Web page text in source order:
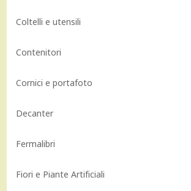
Coltelli e utensili
Contenitori
Cornici e portafoto
Decanter
Fermalibri
Fiori e Piante Artificiali